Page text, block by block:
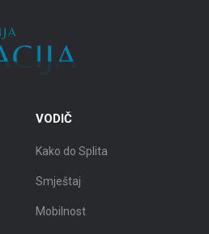
VODIČ
Kako do Splita
Smještaj
Mobilnost